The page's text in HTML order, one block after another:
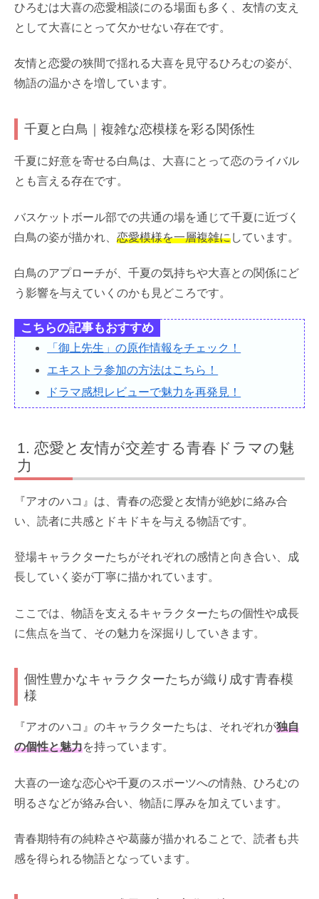
ひろむは大喜の恋愛相談にのる場面も多く、友情の支え
として大喜にとって欠かせない存在です。
友情と恋愛の狭間で揺れる大喜を見守るひろむの姿が、
物語の温かさを増しています。
千夏と白鳥｜複雑な恋模様を彩る関係性
千夏に好意を寄せる白鳥は、大喜にとって恋のライバル
とも言える存在です。
バスケットボール部での共通の場を通じて千夏に近づく
白鳥の姿が描かれ、 恋愛模様を一層複雑にしています。
白鳥のアプローチが、千夏の気持ちや大喜との関係にど
う影響を与えていくのかも見どころです。
こちらの記事もおすすめ
「御上先生」の原作情報をチェック！
エキストラ参加の方法はこちら！
ドラマ感想レビューで魅力を再発見！
恋愛と友情が交差する青春ドラマの魅
力
『アオのハコ』は、青春の恋愛と友情が絶妙に絡み合
い、読者に共感とドキドキを与える物語です。
登場キャラクターたちがそれぞれの感情と向き合い、成
長していく姿が丁寧に描かれています。
ここでは、物語を支えるキャラクターたちの個性や成長
に焦点を当て、その魅力を深掘りしていきます。
個性豊かなキャラクターたちが織り成す青春模
様
『アオのハコ』のキャラクターたちは、それぞれが独自
の個性と魅力を持っています。
大喜の一途な恋心や千夏のスポーツへの情熱、ひろむの
明るさなどが絡み合い、物語に厚みを加えています。
青春期特有の純粋さや葛藤が描かれることで、読者も共
感を得られる物語となっています。